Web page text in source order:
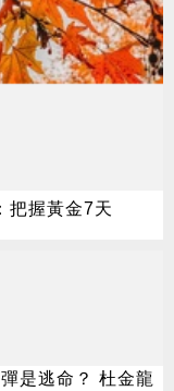
把握黃金7天
是逃命？ 杜金龍